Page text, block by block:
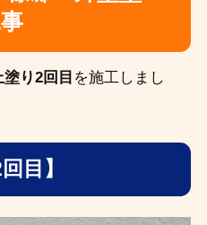
り2回目 を施工しまし
目】